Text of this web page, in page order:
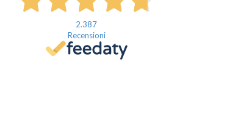
2.387
Recensioni